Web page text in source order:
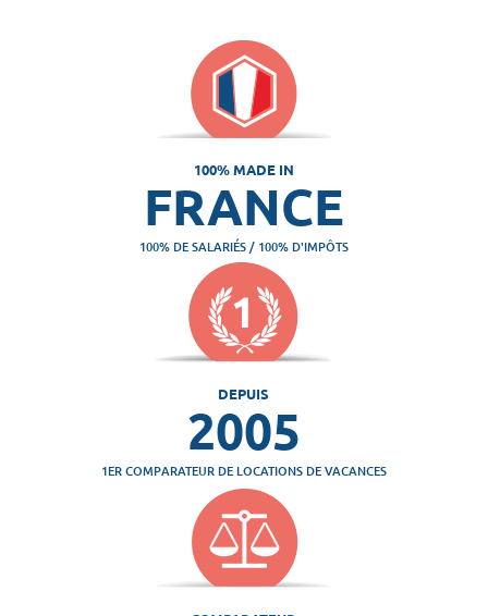
100% MADE IN
FRANCE
100% DE SALARIÉS / 100% D'IMPÔTS
DEPUIS
2005
1ER COMPARATEUR DE LOCATIONS DE VACANCES